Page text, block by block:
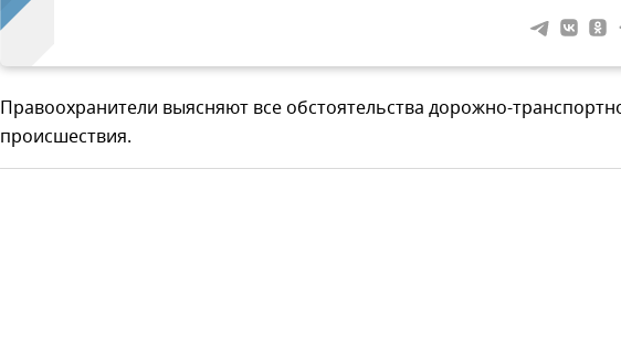
Правоохранители выясняют все обстоятельства дорожно-
происшествия.